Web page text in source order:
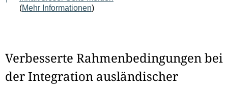
(Mehr Informationen)
Verbesserte Rahmenbedingungen bei
der Integration ausländischer